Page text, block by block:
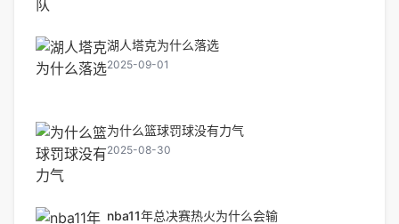
湖人塔克为什么落选
2025-09-01
为什么篮球罚球没有力气
2025-08-30
nba11年总决赛热火为什么会输